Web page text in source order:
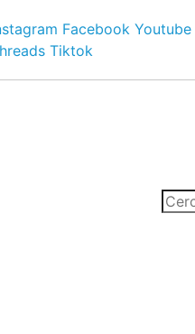
Facebook Youtube
Tiktok